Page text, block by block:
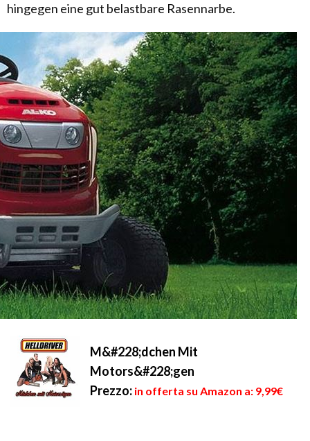
hingegen eine gut belastbare Rasennarbe.
M&#228;dchen Mit
Motors&#228;gen
Prezzo: in offerta su Amazon a: 9,99€